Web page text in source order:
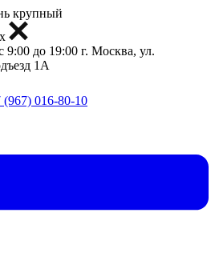
крупный
9:00 до 19:00 г. Москва, ул.
1А
(967) 016-80-10